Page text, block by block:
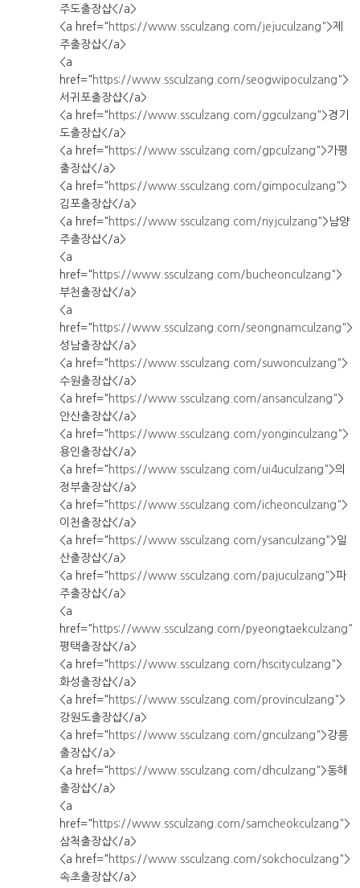
주도출장샵</a>
<a href=" https://www.ssculzang.com/jejuculzang">제
주출장샵</a>
<a
href=" https://www.ssculzang.com/seogwipoculzang">
서귀포출장샵</a>
<a href=" https://www.ssculzang.com/ggculzang">경기
도출장샵</a>
<a href=" https://www.ssculzang.com/gpculzang">가평
출장샵</a>
<a href=" https://www.ssculzang.com/gimpoculzang">
김포출장샵</a>
<a href=" https://www.ssculzang.com/nyjculzang">남양
주출장샵</a>
<a
href=" https://www.ssculzang.com/bucheonculzang">
부천출장샵</a>
<a
href=" https://www.ssculzang.com/seongnamculzang">
성남출장샵</a>
<a href=" https://www.ssculzang.com/suwonculzang">
수원출장샵</a>
<a href=" https://www.ssculzang.com/ansanculzang">
안산출장샵</a>
<a href=" https://www.ssculzang.com/yonginculzang">
용인출장샵</a>
<a href=" https://www.ssculzang.com/ui4uculzang">의
정부출장샵</a>
<a href=" https://www.ssculzang.com/icheonculzang">
이천출장샵</a>
<a href=" https://www.ssculzang.com/ysanculzang">일
산출장샵</a>
<a href=" https://www.ssculzang.com/pajuculzang">파
주출장샵</a>
<a
href=" https://www.ssculzang.com/pyeongtaekculzang"
평택출장샵</a>
<a href=" https://www.ssculzang.com/hscityculzang">
화성출장샵</a>
<a href=" https://www.ssculzang.com/provinculzang">
강원도출장샵</a>
<a href=" https://www.ssculzang.com/gnculzang">강릉
출장샵</a>
<a href=" https://www.ssculzang.com/dhculzang">동해
출장샵</a>
<a
href=" https://www.ssculzang.com/samcheokculzang">
삼척출장샵</a>
<a href=" https://www.ssculzang.com/sokchoculzang">
속초출장샵</a>